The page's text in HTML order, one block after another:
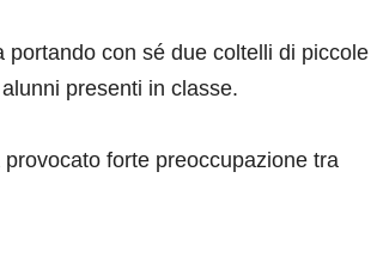
con sé due coltelli di piccole
presenti in classe.
forte preoccupazione tra